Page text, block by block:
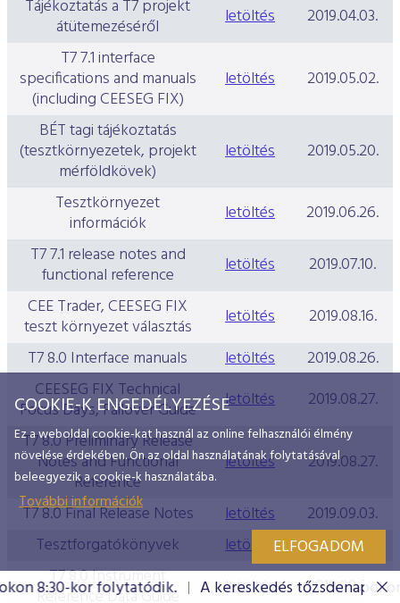
8:30-kor folytatódik. A kereskedés tőzsdenapokon
Tájékoztatás a T7 projekt
átütemezéséről letöltés
2019.04.03.
T7 7.1 interface
specifications and manuals
(including CEESEG FIX)
letöltés
2019.05.02.
BÉT tagi tájékoztatás
(tesztkörnyezetek, projekt
mérföldkövek)
letöltés
2019.05.20.
Tesztkörnyezet
információk letöltés
2019.06.26.
T7 7.1 release notes and
functional reference letöltés
2019.07.10.
CEE Trader, CEESEG FIX
teszt környezet választás letöltés
2019.08.16.
T7 8.0 Interface manuals
letöltés
2019.08.26.
CEESEG FIX Technical
Focus Days, Failover Guide letöltés
2019.08.27.
T7 8.0 Preliminary Release
Notes and Functional
Reference
letöltés
2019.08.27.
T7 8.0 Final Release Notes
letöltés
2019.09.03.
Tesztforgatókönyvek
letöltés
2019.09.03.
T7 8.0 Instrument
Reference Data Guide letöltés 2019.09.25.
COOKIE-K ENGEDÉLYEZÉSE
Ez a weboldal cookie-kat használ az online felhasználói élmény
növelése érdekében. Ön az oldal használatának folytatásával
beleegyezik a cookie-k használatába.
További információk
ELFOGADOM